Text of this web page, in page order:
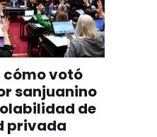
cómo votó
sanjuanino
de
privada